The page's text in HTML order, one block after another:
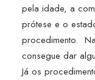
pela idade, a
prótese e o
consegue dar
Já os